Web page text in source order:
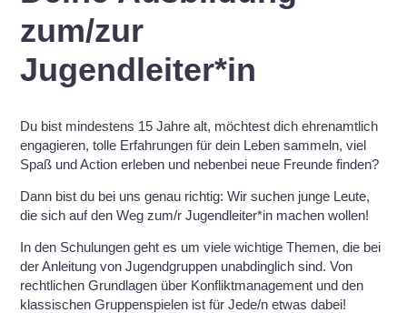
zum/zur
Jugendleiter*in
Du bist mindestens 15 Jahre alt, möchtest dich ehrenamtlich
engagieren, tolle Erfahrungen für dein Leben sammeln, viel
Spaß und Action erleben und nebenbei neue Freunde finden?
Dann bist du bei uns genau richtig: Wir suchen junge Leute,
die sich auf den Weg zum/r Jugendleiter*in machen wollen!
In den Schulungen geht es um viele wichtige Themen, die bei
der Anleitung von Jugendgruppen unabdinglich sind. Von
rechtlichen Grundlagen über Konfliktmanagement und den
klassischen Gruppenspielen ist für Jede/n etwas dabei!